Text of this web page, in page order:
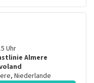
Uhr
Almere
, Niederlande